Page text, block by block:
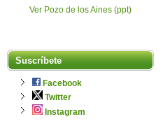
Ver Pozo de los Aines (ppt)
Suscríbete
Facebook
Twitter
Instagram